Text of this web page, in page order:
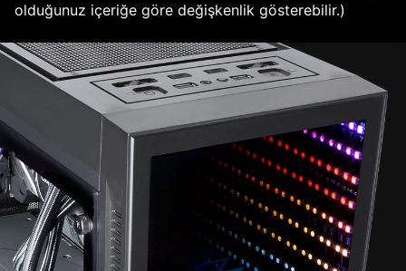
olduğunuz içeriğe göre değişkenlik gösterebilir.)